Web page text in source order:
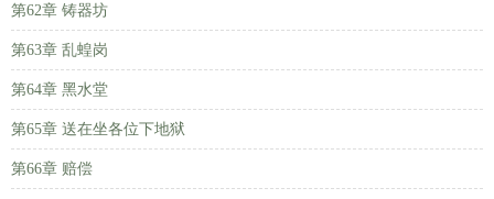
第62章 铸器坊
第63章 乱蝗岗
第64章 黑水堂
第65章 送在坐各位下地狱
第66章 赔偿